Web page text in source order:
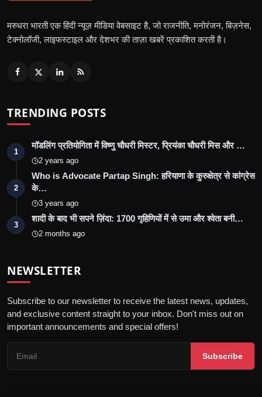
मरुधरा भारती एक हिंदी न्यूज़ मीडिया वेबसाइट है, जो राजनीति, मनोरंजन, बिज़नेस,
टेक्नोलॉजी, लाइफस्टाइल और देशभर की ताज़ा खबरें प्रकाशित करती है।
TRENDING POSTS
1
मॉडलिंग प्रतियोगिता में विष्णु चौधरी मिस्टर, प्रियंका चौधरी मिस और …
2 years ago
2
Who is Advocate Partap Singh: हरियाणा के कुरुक्षेत्र से कांग्रेस
के…
3 years ago
3
शादी के बाद भी सपने ज़िंदा: 1700 गृहिणियों में से उमा और श्वेता बनी…
2 months ago
NEWSLETTER
Subscribe to our newsletter to receive the latest news, updates,
and exclusive content straight to your inbox. Don't miss out on
important announcements and special offers!
Subscribe